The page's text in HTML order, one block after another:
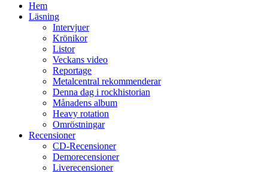
Hem
Läsning
Intervjuer
Krönikor
Listor
Veckans video
Reportage
Metalcentral rekommenderar
Denna dag i rockhistorian
Månadens album
Heavy rotation
Omröstningar
Recensioner
CD-Recensioner
Demorecensioner
Liverecensioner